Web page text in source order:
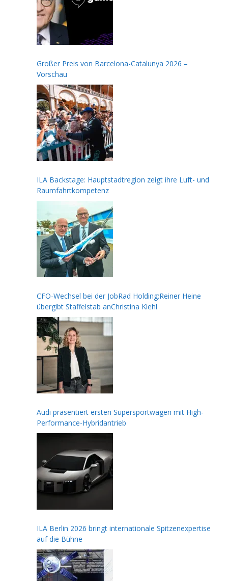
Großer Preis von Barcelona-Catalunya 2026 –
Vorschau
ILA Backstage: Hauptstadtregion zeigt ihre Luft- und
Raumfahrtkompetenz
CFO-Wechsel bei der JobRad Holding:Reiner Heine
übergibt Staffelstab anChristina Kiehl
Audi präsentiert ersten Supersportwagen mit High-
Performance-Hybridantrieb
ILA Berlin 2026 bringt internationale Spitzenexpertise
auf die Bühne